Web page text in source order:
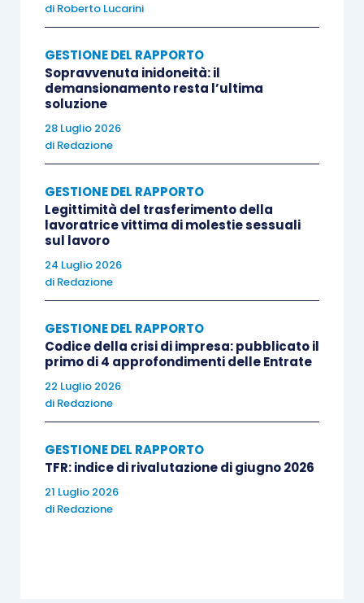
di Roberto Lucarini
GESTIONE DEL RAPPORTO
Sopravvenuta inidoneità: il
demansionamento resta l’ultima
soluzione
28 Luglio 2026
di Redazione
GESTIONE DEL RAPPORTO
Legittimità del trasferimento della
lavoratrice vittima di molestie sessuali
sul lavoro
24 Luglio 2026
di Redazione
GESTIONE DEL RAPPORTO
Codice della crisi di impresa: pubblicato il
primo di 4 approfondimenti delle Entrate
22 Luglio 2026
di Redazione
GESTIONE DEL RAPPORTO
TFR: indice di rivalutazione di giugno 2026
21 Luglio 2026
di Redazione